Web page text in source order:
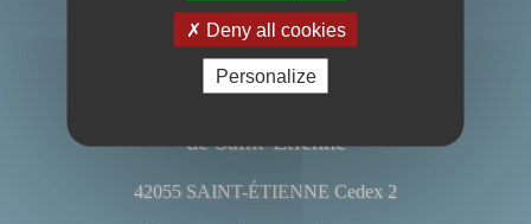
de Saint-Étienne
42055 SAINT-ÉTIENNE Cedex 2
Deny all cookies
Personalize